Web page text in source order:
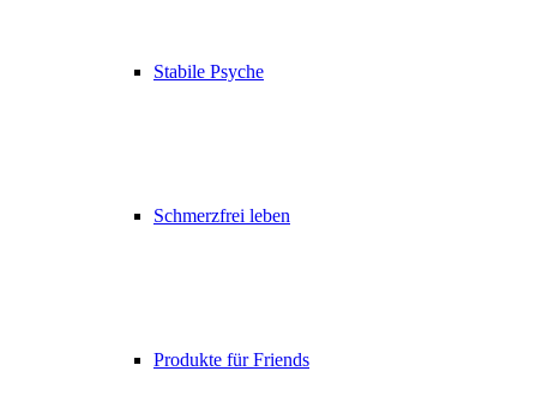
Stabile Psyche
Schmerzfrei leben
Produkte für Friends